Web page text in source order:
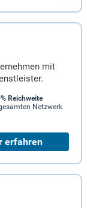
mit
Reichweite
Netzwerk
erfahren